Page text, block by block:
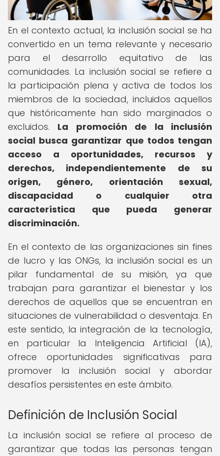
En el contexto actual, la inclusión social se ha
convertido en un tema relevante y necesario
para el desarrollo equitativo de las
comunidades. La inclusión social se refiere a
la participación plena y activa de todos los
miembros de la sociedad, incluidos aquellos
que históricamente han sido marginados o
excluidos. La promoción de la inclusión
social busca garantizar que todos tengan
acceso a oportunidades, recursos y
derechos, independientemente de su
origen, género, orientación sexual,
discapacidad o cualquier otra
característica que pueda generar
discriminación.
En el contexto de las organizaciones sin fines
de lucro y las ONGs, la inclusión social es un
pilar fundamental de su misión, ya que
trabajan para garantizar el bienestar y los
derechos de aquellos que se encuentran en
situaciones de vulnerabilidad o desventaja. En
este sentido, la integración de la tecnología,
en particular la Inteligencia Artificial (IA),
ofrece oportunidades significativas para
promover la inclusión social y abordar
desafíos persistentes en este ámbito.
Definición de Inclusión Social
La inclusión social se refiere al proceso de
garantizar que todas las personas tengan